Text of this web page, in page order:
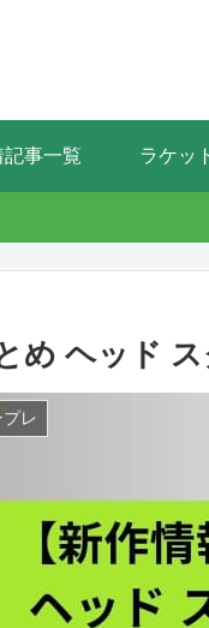
記事一覧 ラケッ
め ヘッド
レ